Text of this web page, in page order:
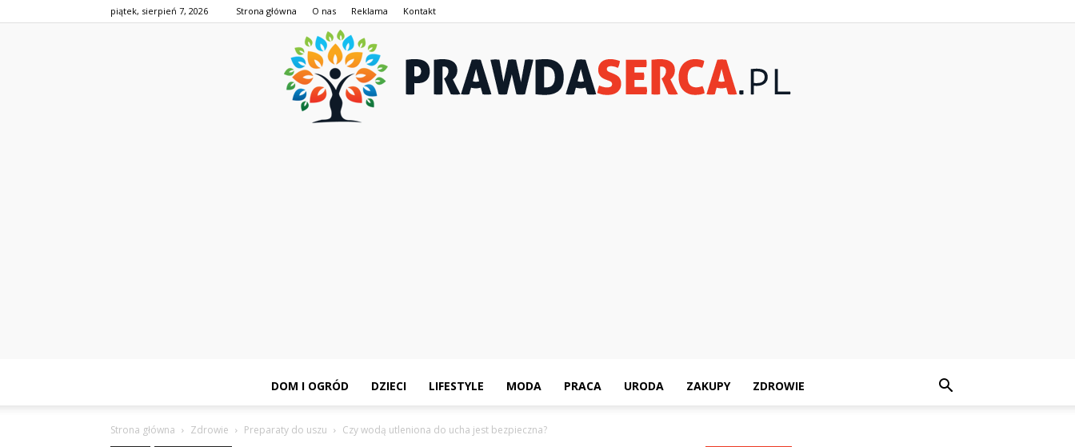
piątek, sierpień 7, 2026 Strona główna O nas Reklama Kontakt
DOM I OGRÓD DZIECI LIFESTYLE MODA PRACA URODA ZAKUPY ZDROWIE
Strona główna Zdrowie Preparaty do uszu Czy wodą utleniona do ucha jest bezpieczna?